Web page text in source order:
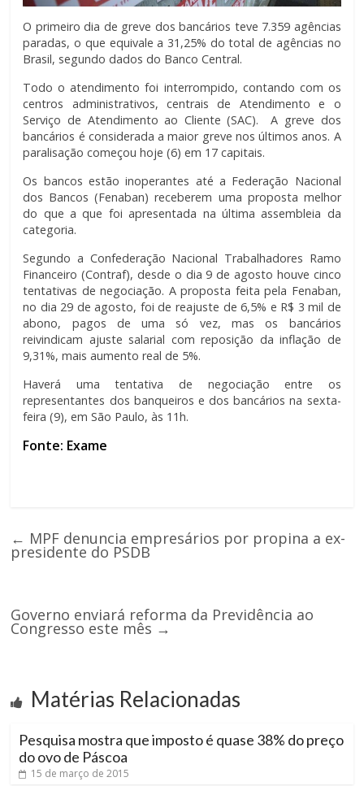
O primeiro dia de greve dos bancários teve 7.359 agências
paradas, o que equivale a 31,25% do total de agências no
Brasil, segundo dados do Banco Central.
Todo o atendimento foi interrompido, contando com os
centros administrativos, centrais de Atendimento e o
Serviço de Atendimento ao Cliente (SAC). A greve dos
bancários é considerada a maior greve nos últimos anos. A
paralisação começou hoje (6) em 17 capitais.
Os bancos estão inoperantes até a Federação Nacional
dos Bancos (Fenaban) receberem uma proposta melhor
do que a que foi apresentada na última assembleia da
categoria.
Segundo a Confederação Nacional Trabalhadores Ramo
Financeiro (Contraf), desde o dia 9 de agosto houve cinco
tentativas de negociação. A proposta feita pela Fenaban,
no dia 29 de agosto, foi de reajuste de 6,5% e R$ 3 mil de
abono, pagos de uma só vez, mas os bancários
reivindicam ajuste salarial com reposição da inflação de
9,31%, mais aumento real de 5%.
Haverá uma tentativa de negociação entre os
representantes dos banqueiros e dos bancários na sexta-
feira (9), em São Paulo, às 11h.
Fonte: Exame
← MPF denuncia empresários por propina a ex-
presidente do PSDB
Governo enviará reforma da Previdência ao
Congresso este mês →
Matérias Relacionadas
Pesquisa mostra que imposto é quase 38% do preço
do ovo de Páscoa
15 de março de 2015